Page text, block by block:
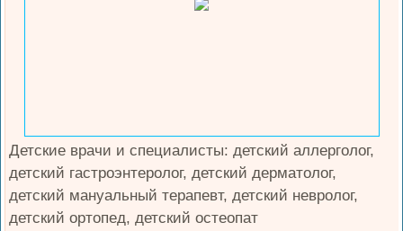
Детские врачи и специалисты: детский аллерголог,
детский гастроэнтеролог, детский дерматолог,
детский мануальный терапевт, детский невролог,
детский ортопед, детский остеопат